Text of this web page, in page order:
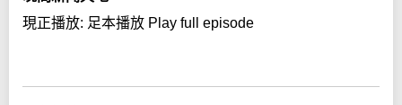
現正播放: 足本播放 Play full episode